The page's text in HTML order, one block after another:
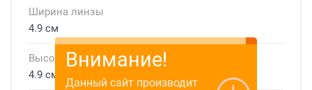
Ширина линзы
4.9 см
Высота линзы
4.9 см
Внимание!
Данный сайт производит